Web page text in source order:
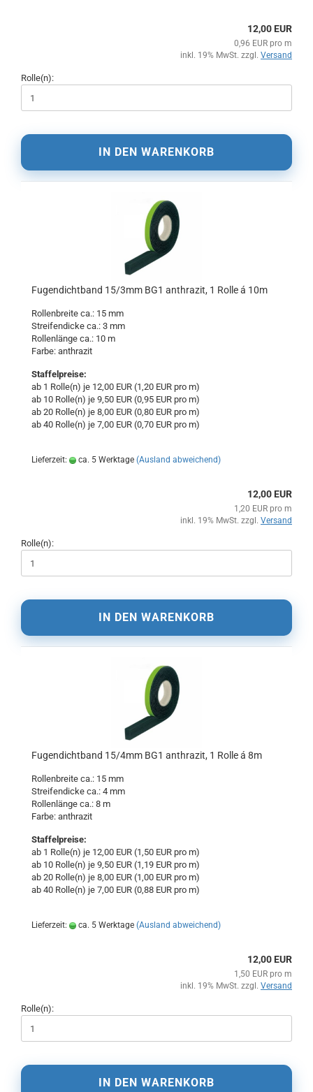
12,00 EUR
0,96 EUR pro m
inkl. 19% MwSt. zzgl. Versand
Rolle(n):
IN DEN WARENKORB
Fugendichtband 15/3mm BG1 anthrazit, 1 Rolle á 10m
Rollenbreite ca.: 15 mm
Streifendicke ca.: 3 mm
Rollenlänge ca.: 10 m
Farbe: anthrazit
Staffelpreise:
ab 1 Rolle(n) je 12,00 EUR (1,20 EUR pro m)
ab 10 Rolle(n) je 9,50 EUR (0,95 EUR pro m)
ab 20 Rolle(n) je 8,00 EUR (0,80 EUR pro m)
ab 40 Rolle(n) je 7,00 EUR (0,70 EUR pro m)
Lieferzeit: ca. 5 Werktage (Ausland abweichend)
12,00 EUR
1,20 EUR pro m
inkl. 19% MwSt. zzgl. Versand
Rolle(n):
IN DEN WARENKORB
Fugendichtband 15/4mm BG1 anthrazit, 1 Rolle á 8m
Rollenbreite ca.: 15 mm
Streifendicke ca.: 4 mm
Rollenlänge ca.: 8 m
Farbe: anthrazit
Staffelpreise:
ab 1 Rolle(n) je 12,00 EUR (1,50 EUR pro m)
ab 10 Rolle(n) je 9,50 EUR (1,19 EUR pro m)
ab 20 Rolle(n) je 8,00 EUR (1,00 EUR pro m)
ab 40 Rolle(n) je 7,00 EUR (0,88 EUR pro m)
Lieferzeit: ca. 5 Werktage (Ausland abweichend)
12,00 EUR
1,50 EUR pro m
inkl. 19% MwSt. zzgl. Versand
Rolle(n):
IN DEN WARENKORB